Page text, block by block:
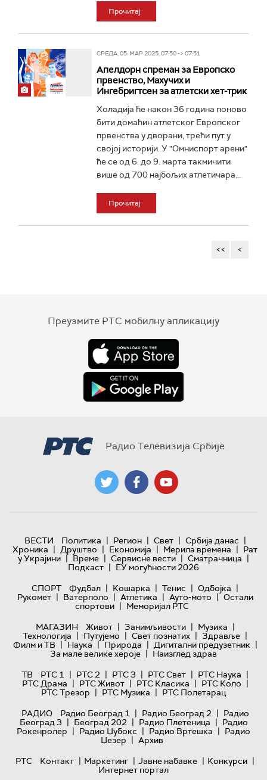
Прочитај
СРЕДА, 05. МАР 2025, 07:50 -> 07:51
Апелдорн спреман за Европско
првенство, Махучих и
Ингебригтсен за атлетски хет-трик
Холадија ће након 36 година поново
бити домаћин атлетског Европског
првенства у дворани, трећи пут у
својој историји. У "Омниспорт арени"
ће се од 6. до 9. марта такмичити
више од 700 најбољих атлетичара...
Прочитај
<< <
Преузмите РТС мобилну апликацију
Радио Телевизија Србије
ВЕСТИ Политика | Регион | Свет | Србија данас |
Хроника | Друштво | Економија | Мерила времена | Рат
у Украјини | Време | Сервисне вести | Сматрачница |
Подкаст | ЕУ могућности 2026
СПОРТ
Фудбал | Кошарка | Тенис | Одбојка |
Рукомет | Ватерполо | Атлетика | Ауто-мото | Остали
спортови | Меморијал РТС
МАГАЗИН
Живот | Занимљивости | Музика |
Технологијa | Путујемо | Свет познатих | Здравље |
Филм и ТВ | Наука | Природа | Дигитални предузетник |
За мале велике хероје | Наизглед здрав
ТВ
РТС 1 | РТС 2 | РТС 3 | РТС Свет | РТС Наука |
РТС Драма | РТС Живот | РТС Класика | РТС Коло |
РТС Трезор | РТС Музика | РТС Полетарац
РАДИО
Радио Београд 1 | Радио Београд 2 | Радио
Београд 3 | Београд 202 | Радио Плетеница | Радио
Рокенролер | Радио Џубокс | Радио Вртешка | Радио
Џезер | Архив
РТС
Контакт | Маркетинг | Јавне набавке | Конкурси |
Интернет портал